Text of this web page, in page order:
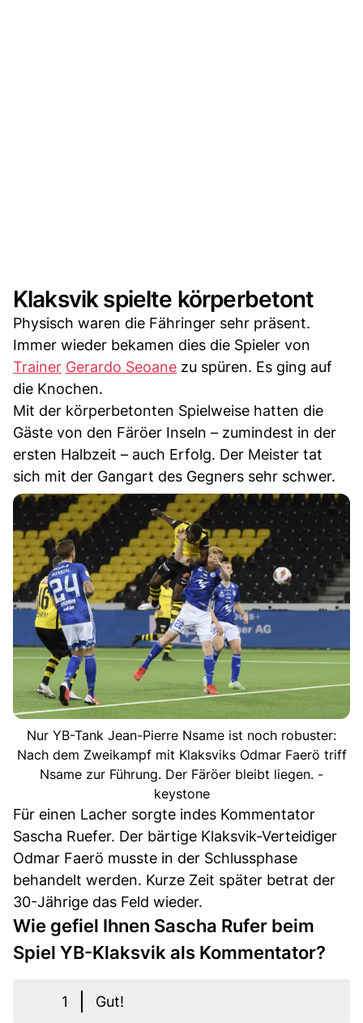
Klaksvik spielte körperbetont
Physisch waren die Fähringer sehr präsent.
Immer wieder bekamen dies die Spieler von
Trainer Gerardo Seoane zu spüren. Es ging auf
die Knochen.
Mit der körperbetonten Spielweise hatten die
Gäste von den Färöer Inseln – zumindest in der
ersten Halbzeit – auch Erfolg. Der Meister tat
sich mit der Gangart des Gegners sehr schwer.
Nur YB-Tank Jean-Pierre Nsame ist noch robuster:
Nach dem Zweikampf mit Klaksviks Odmar Faerö triff
Nsame zur Führung. Der Färöer bleibt liegen. -
keystone
Für einen Lacher sorgte indes Kommentator
Sascha Ruefer. Der bärtige Klaksvik-Verteidiger
Odmar Faerö musste in der Schlussphase
behandelt werden. Kurze Zeit später betrat der
30-Jährige das Feld wieder.
Wie gefiel Ihnen Sascha Rufer beim
Spiel YB-Klaksvik als Kommentator?
1 Gut!